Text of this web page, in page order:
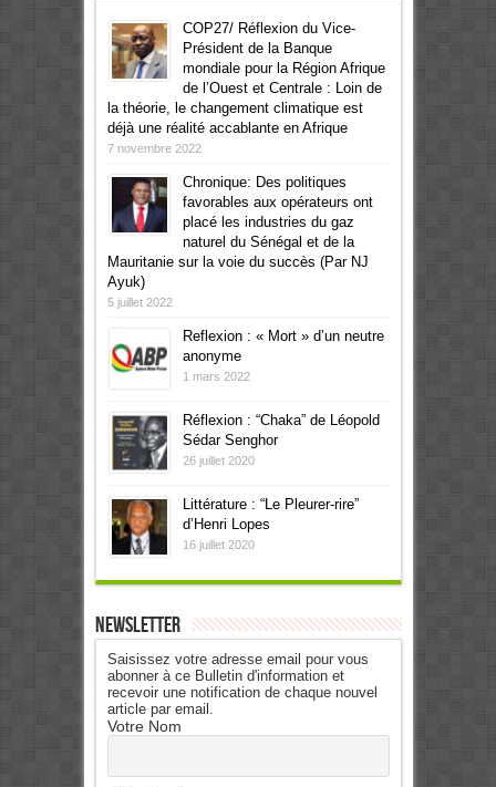
COP27/ Réflexion du Vice-
Président de la Banque
mondiale pour la Région Afrique
de l’Ouest et Centrale : Loin de
la théorie, le changement climatique est
déjà une réalité accablante en Afrique
7 novembre 2022
Chronique: Des politiques
favorables aux opérateurs ont
placé les industries du gaz
naturel du Sénégal et de la
Mauritanie sur la voie du succès (Par NJ
Ayuk)
5 juillet 2022
Reflexion : « Mort » d’un neutre
anonyme
1 mars 2022
Réflexion : “Chaka” de Léopold
Sédar Senghor
26 juillet 2020
Littérature : “Le Pleurer-rire”
d’Henri Lopes
16 juillet 2020
Newsletter
Saisissez votre adresse email pour vous
abonner à ce Bulletin d'information et
recevoir une notification de chaque nouvel
article par email.
Votre Nom